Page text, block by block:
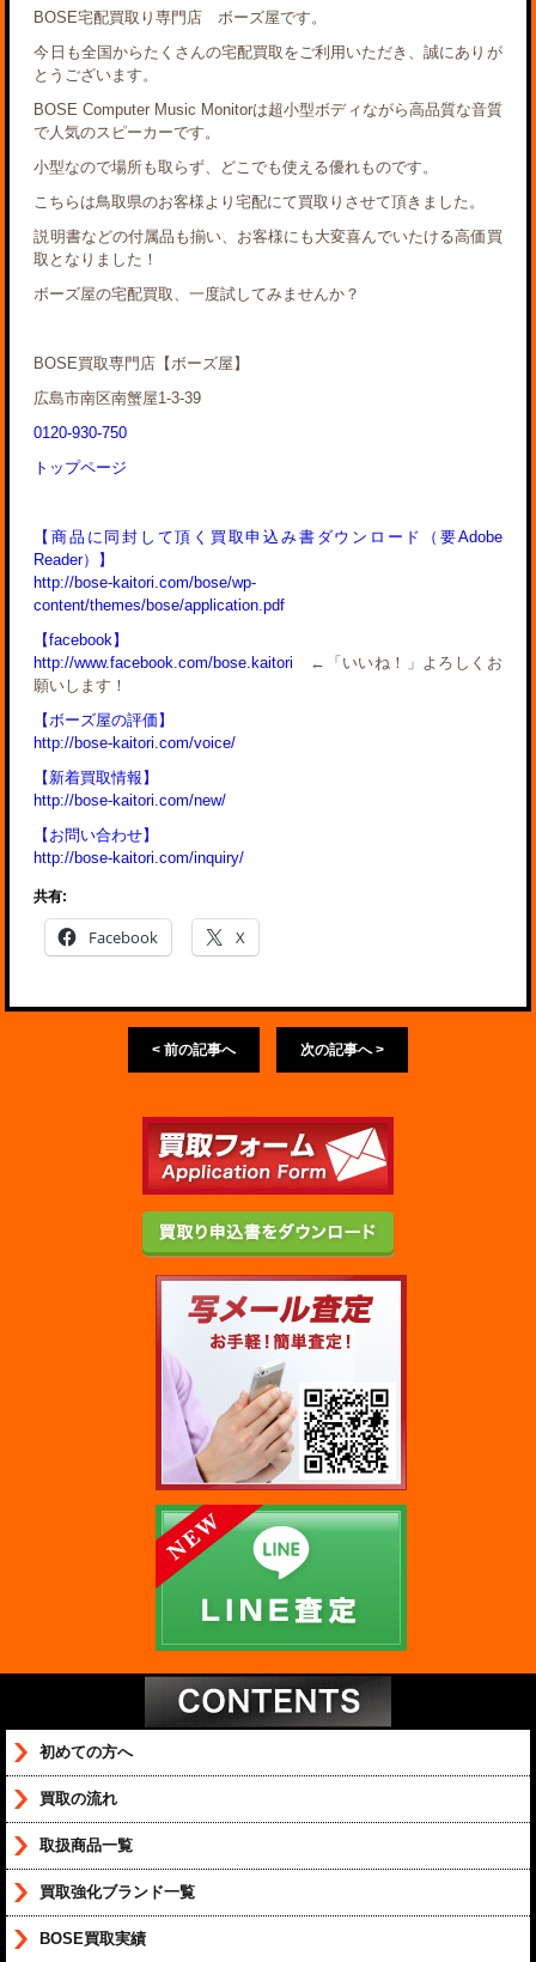
BOSE宅配買取り専門店 ボーズ屋です。
今日も全国からたくさんの宅配買取をご利用いただき、誠にありが
とうございます。
BOSE Computer Music Monitorは超小型ボディながら高品質な音質
で人気のスピーカーです。
小型なので場所も取らず、どこでも使える優れものです。
こちらは鳥取県のお客様より宅配にて買取りさせて頂きました。
説明書などの付属品も揃い、お客様にも大変喜んでいたける高価買
取となりました！
ボーズ屋の宅配買取、一度試してみませんか？
BOSE買取専門店【ボーズ屋】
広島市南区南蟹屋1-3-39
0120-930-750
トップページ
【商品に同封して頂く買取申込み書ダウンロード（要Adobe
Reader）】
http://bose-kaitori.com/bose/wp-
content/themes/bose/application.pdf
【facebook】
http://www.facebook.com/bose.kaitori ←「いいね！」よろしくお
願いします！
【ボーズ屋の評価】
http://bose-kaitori.com/voice/
【新着買取情報】
http://bose-kaitori.com/new/
【お問い合わせ】
http://bose-kaitori.com/inquiry/
共有:
Facebook X
< 前の記事へ 次の記事へ >
初めての方へ
買取の流れ
取扱商品一覧
買取強化ブランド一覧
BOSE買取実績